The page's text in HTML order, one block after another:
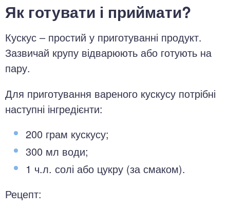
Як готувати і приймати?
Кускус – простий у приготуванні продукт.
Зазвичай крупу відварюють або готують на
пару.
Для приготування вареного кускусу потрібні
наступні інгредієнти:
200 грам кускусу;
300 мл води;
1 ч.л. солі або цукру (за смаком).
Рецепт: